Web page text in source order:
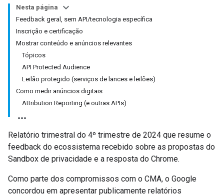
Nesta página
Feedback geral, sem API/tecnologia específica
Inscrição e certificação
Mostrar conteúdo e anúncios relevantes
Tópicos
API Protected Audience
Leilão protegido (serviços de lances e leilões)
Como medir anúncios digitais
Attribution Reporting (e outras APIs)
Relatório trimestral do 4º trimestre de 2024 que resume o
feedback do ecossistema recebido sobre as propostas do
Sandbox de privacidade e a resposta do Chrome.
Como parte dos compromissos com o CMA, o Google
concordou em apresentar publicamente relatórios